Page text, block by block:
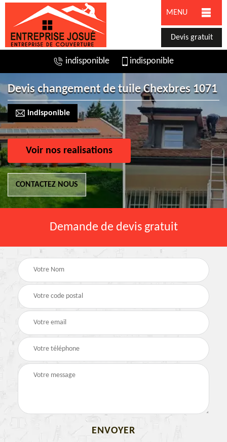
MENU
Devis gratuit
indisponible indisponible
Devis changement de tuile Chexbres 1071
indisponible
Voir nos realisations
CONTACTEZ NOUS
Demande de devis gratuit